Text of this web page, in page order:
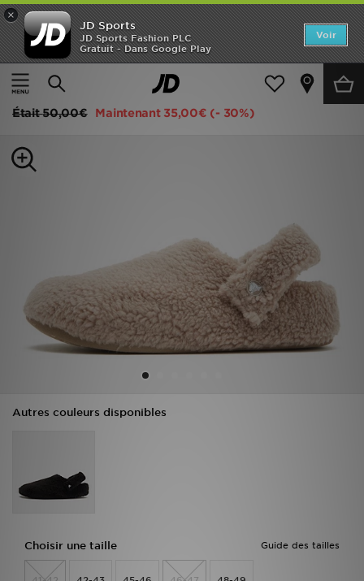
×
JD Sports
JD Sports Fashion PLC
Gratuit - Dans Google Play
Voir
Accueil
Homme Chaussures Homme Tongs et Sandales
Crocs Chausson Cozzzy
Était50,00€ Maintenant 35,00€ (- 30%)
Autres couleurs disponibles
Guide des tailles
Choisir une taille
Accueil
Nouveautés
Enfant
Football
Sports
Service client
Télécharge l'Appli